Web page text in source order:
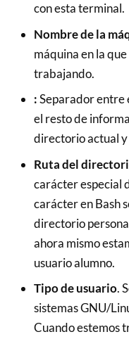
con esta terminal.
Nombre de la
máquina en la
trabajando.
:Separador entre
el resto de
directorio actual y
Ruta del
carácter especial
carácter en Bash
directorio
ahora mismo
usuario alumno.
Tipo de usuario.
sistemas GNU/
Cuando estemos